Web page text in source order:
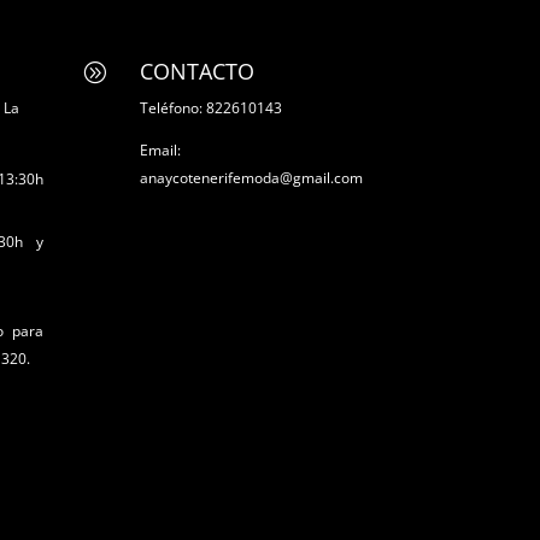
y
para
A CONTACTO
Teléfono: 822610143
Email:
anaycotenerifemoda@gmail.com